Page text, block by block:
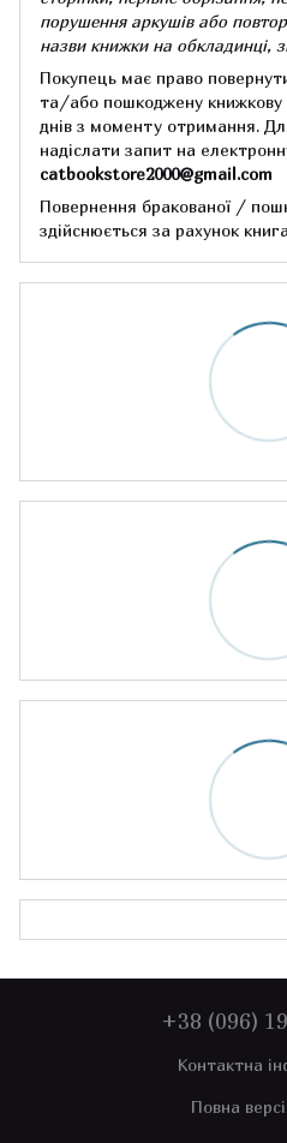
порушення аркушів або
назви книжки на обкладинці,
Покупець має право
та/або пошкоджену книжкову
днів з моменту отримання.
надіслати запит на
catbookstore2000@gmail.com
Повернення бракованої /
здійснюється за рахунок
+38 (096)
Контактна
Повна